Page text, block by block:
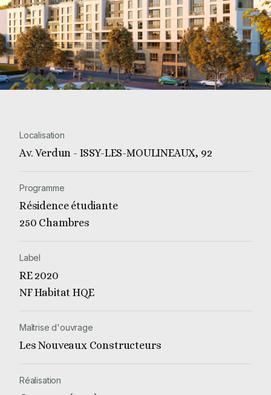
Localisation
Av. Verdun - ISSY-LES-MOULINEAUX, 92
Programme
Résidence étudiante
250 Chambres
Label
RE 2020
NF Habitat HQE
Maîtrise d'ouvrage
Les Nouveaux Constructeurs
Réalisation